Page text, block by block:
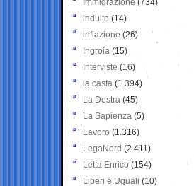
Immigrazione (734)
indulto (14)
inflazione (26)
Ingroia (15)
Interviste (16)
la casta (1.394)
La Destra (45)
La Sapienza (5)
Lavoro (1.316)
LegaNord (2.411)
Letta Enrico (154)
Liberi e Uguali (10)